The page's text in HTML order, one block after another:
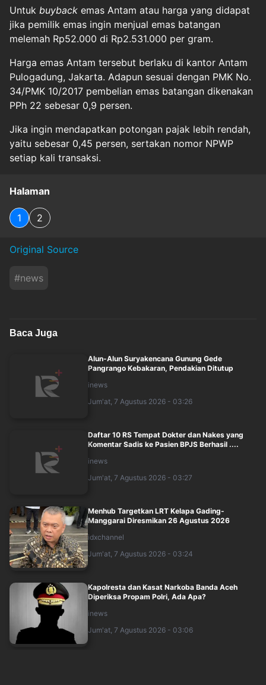
Untuk buyback emas Antam atau harga yang didapat
jika pemilik emas ingin menjual emas batangan
melemah Rp52.000 di Rp2.531.000 per gram.
Harga emas Antam tersebut berlaku di kantor Antam
Pulogadung, Jakarta. Adapun sesuai dengan PMK No.
34/PMK 10/2017 pembelian emas batangan dikenakan
PPh 22 sebesar 0,9 persen.
Jika ingin mendapatkan potongan pajak lebih rendah,
yaitu sebesar 0,45 persen, sertakan nomor NPWP
setiap kali transaksi.
Halaman
1 2
Original Source
#news
Baca Juga
Alun-Alun Suryakencana Gunung Gede
Pangrango Kebakaran, Pendakian Ditutup
inews
Jum'at, 7 Agustus 2026 - 03:26
Daftar 10 RS Tempat Dokter dan Nakes yang
Komentar Sadis ke Pasien BPJS Berhasil ....
inews
Jum'at, 7 Agustus 2026 - 03:27
Menhub Targetkan LRT Kelapa Gading-
Manggarai Diresmikan 26 Agustus 2026
idxchannel
Jum'at, 7 Agustus 2026 - 03:24
Kapolresta dan Kasat Narkoba Banda Aceh
Diperiksa Propam Polri, Ada Apa?
inews
Jum'at, 7 Agustus 2026 - 03:06